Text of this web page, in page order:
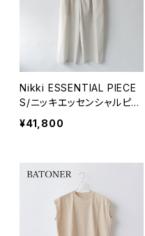
Nikki ESSENTIAL PIECE
S/ニッキエッセンシャルピー
シーズ・Summer Weight E
asy Pants
¥41,800